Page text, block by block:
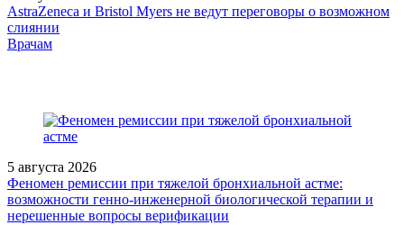
AstraZeneca и Bristol Myers не ведут переговоры о возможном
слиянии
/doctor/infectious/topicheskie-dekongestanty-v-komplekse-terapii-
Врачам
5 августа 2026
Феномен ремиссии при тяжелой бронхиальной астме:
возможности генно-инженерной биологической терапии и
нерешенные вопросы верификации